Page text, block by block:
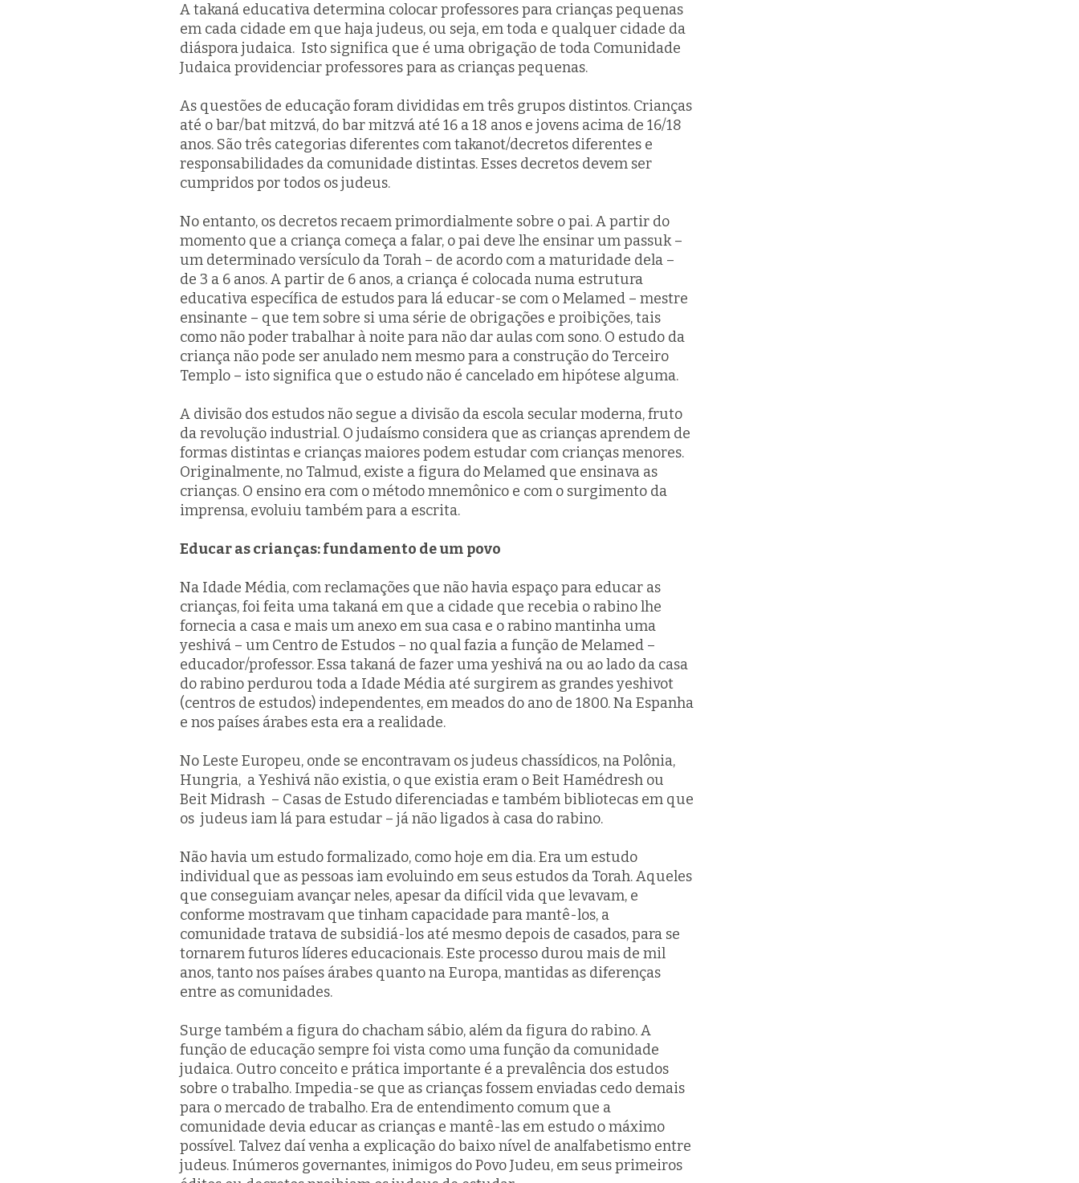
Atakaná educativa determina colocar professores para crianças pequenas
em cada cidade em que haja judeus, ou seja, em toda e qualquer cidade da
diáspora judaica. Isto significa que é uma obrigação de toda Comunidade
Judaica providenciar professores para as crianças pequenas.
As questões de educação foram divididas em três grupos distintos. Crianças
até obar/bat mitzvá, dobar mitzvá até 16 a 18 anos e jovens acima de 16/18
anos. São três categorias diferentes com takanot/decretos diferentes e
responsabilidades da comunidade distintas. Esses decretos devem ser
cumpridos por todos os judeus.
No entanto, os decretos recaem primordialmente sobre o pai. A partir do
momento que a criança começa a falar, o pai deve lhe ensinar umpassuk–
um determinado versículo da Torah – de acordo com a maturidade dela –
de 3 a 6 anos. A partir de 6 anos, a criança é colocada numa estrutura
educativa específica de estudos para lá educar-se com o Melamed – mestre
ensinante – que tem sobre si uma série de obrigações e proibições, tais
como não poder trabalhar à noite para não dar aulas com sono. O estudo da
criança não pode ser anulado nem mesmo para a construção do Terceiro
Templo – isto significa que o estudo não é cancelado em hipótese alguma.
A divisão dos estudos não segue a divisão da escola secular moderna, fruto
da revolução industrial. O judaísmo considera que as crianças aprendem de
formas distintas e crianças maiores podem estudar com crianças menores.
Originalmente, no Talmud, existe a figura do Melamed que ensinava as
crianças. O ensino era com o método mnemônico e com o surgimento da
imprensa, evoluiu também para a escrita.
Educar as crianças: fundamento de um povo
Na Idade Média, com reclamações que não havia espaço para educar as
crianças, foi feita uma takaná em que a cidade que recebia o rabino lhe
fornecia a casa e mais um anexo em sua casa e o rabino mantinha uma
yeshivá – um Centro de Estudos – no qual fazia a função de Melamed –
educador/professor. Essatakaná de fazer umayeshivána ou ao lado da casa
do rabino perdurou toda a Idade Média até surgirem as grandesyeshivot
(centros de estudos) independentes, em meados do ano de 1800. Na Espanha
e nos países árabes esta era a realidade.
No Leste Europeu, onde se encontravam os judeus chassídicos, na Polônia,
Hungria, aYeshivánão existia, o que existia eram oBeit Hamédresh ou
Beit Midrash – Casas de Estudo diferenciadas e também bibliotecas em que
os judeus iam lá para estudar – já não ligados à casa do rabino.
Não havia um estudo formalizado, como hoje em dia. Era um estudo
individual que as pessoas iam evoluindo em seus estudos da Torah. Aqueles
que conseguiam avançar neles, apesar da difícil vida que levavam, e
conforme mostravam que tinham capacidade para mantê-los, a
comunidade tratava de subsidiá-los até mesmo depois de casados, para se
tornarem futuros líderes educacionais. Este processo durou mais de mil
anos, tanto nos países árabes quanto na Europa, mantidas as diferenças
entre as comunidades.
Surge também a figura do chacham sábio, além da figura do rabino. A
função de educação sempre foi vista como uma função da comunidade
judaica. Outro conceito e prática importante é a prevalência dos estudos
sobre o trabalho. Impedia-se que as crianças fossem enviadas cedo demais
para o mercado de trabalho. Era de entendimento comum que a
comunidade devia educar as crianças e mantê-las em estudo o máximo
possível. Talvez daí venha a explicação do baixo nível de analfabetismo entre
judeus. Inúmeros governantes, inimigos do Povo Judeu, em seus primeiros